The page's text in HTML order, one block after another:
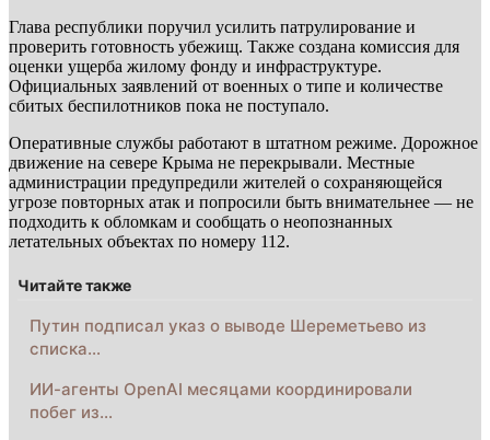
Глава республики поручил усилить патрулирование и
проверить готовность убежищ. Также создана комиссия для
оценки ущерба жилому фонду и инфраструктуре.
Официальных заявлений от военных о типе и количестве
сбитых беспилотников пока не поступало.
Оперативные службы работают в штатном режиме. Дорожное
движение на севере Крыма не перекрывали. Местные
администрации предупредили жителей о сохраняющейся
угрозе повторных атак и попросили быть внимательнее — не
подходить к обломкам и сообщать о неопознанных
летательных объектах по номеру 112.
Читайте также
Путин подписал указ о выводе Шереметьево из
списка…
ИИ-агенты OpenAI месяцами координировали
побег из…